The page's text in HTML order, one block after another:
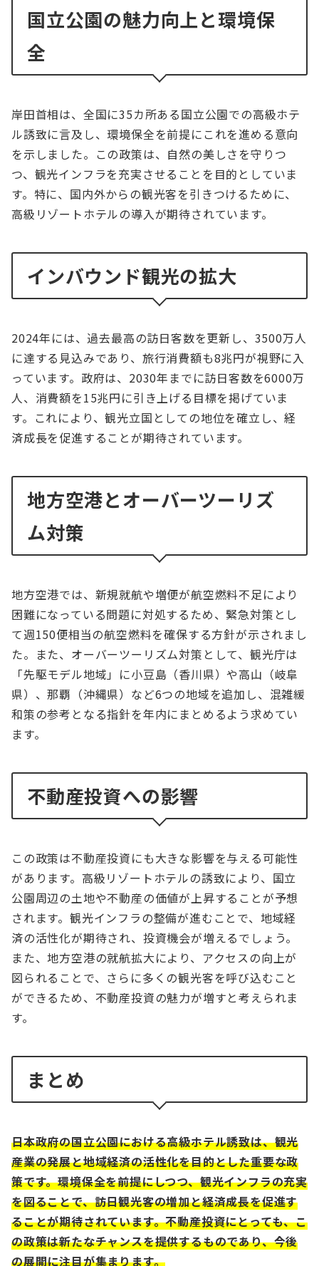
国立公園の魅力向上と環境保
全
岸田首相は、全国に35カ所ある国立公園での高級ホテ
ル誘致に言及し、環境保全を前提にこれを進める意向
を示しました。この政策は、自然の美しさを守りつ
つ、観光インフラを充実させることを目的としていま
す。特に、国内外からの観光客を引きつけるために、
高級リゾートホテルの導入が期待されています。
インバウンド観光の拡大
2024年には、過去最高の訪日客数を更新し、3500万人
に達する見込みであり、旅行消費額も8兆円が視野に入
っています。政府は、2030年までに訪日客数を6000万
人、消費額を15兆円に引き上げる目標を掲げていま
す。これにより、観光立国としての地位を確立し、経
済成長を促進することが期待されています。
地方空港とオーバーツーリズ
ム対策
地方空港では、新規就航や増便が航空燃料不足により
困難になっている問題に対処するため、緊急対策とし
て週150便相当の航空燃料を確保する方針が示されまし
た。また、オーバーツーリズム対策として、観光庁は
「先駆モデル地域」に小豆島（香川県）や高山（岐阜
県）、那覇（沖縄県）など6つの地域を追加し、混雑緩
和策の参考となる指針を年内にまとめるよう求めてい
ます。
不動産投資への影響
この政策は不動産投資にも大きな影響を与える可能性
があります。高級リゾートホテルの誘致により、国立
公園周辺の土地や不動産の価値が上昇することが予想
されます。観光インフラの整備が進むことで、地域経
済の活性化が期待され、投資機会が増えるでしょう。
また、地方空港の就航拡大により、アクセスの向上が
図られることで、さらに多くの観光客を呼び込むこと
ができるため、不動産投資の魅力が増すと考えられま
す。
まとめ
日本政府の国立公園における高級ホテル誘致は、観光
産業の発展と地域経済の活性化を目的とした重要な政
策です。環境保全を前提にしつつ、観光インフラの充実
を図ることで、訪日観光客の増加と経済成長を促進す
ることが期待されています。不動産投資にとっても、こ
の政策は新たなチャンスを提供するものであり、今後
の展開に注目が集まります。